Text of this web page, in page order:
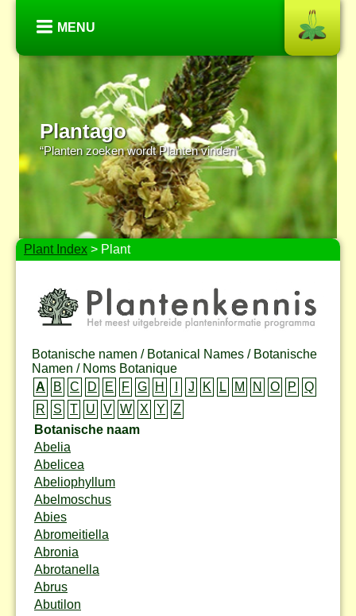
MENU
Plantago
“Planten zoeken wordt Planten vinden”
Plant Index > Plant
Botanische namen / Botanical Names / Botanische
Namen / Noms Botanique
A
B C D E F G H J K L M N O P
Q
R
S T U V W X Y
Z
Botanische naam
Abelia
Abelicea
Abeliophyllum
Abelmoschus
Abies
Abromeitiella
Abronia
Abrotanella
Abrus
Abutilon